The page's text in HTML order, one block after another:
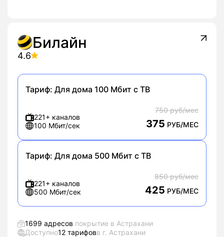
Билайн
4.6
Тариф: Для дома 100 Мбит с ТВ
221+ каналов
100 Мбит/сек
750 руб/мес
375 РУБ/МЕС
Тариф: Для дома 500 Мбит с ТВ
221+ каналов
500 Мбит/сек
850 руб/мес
425 РУБ/МЕС
1699 адресов покрытие в Астрахани
Доступно12 тарифовв г. Астрахани